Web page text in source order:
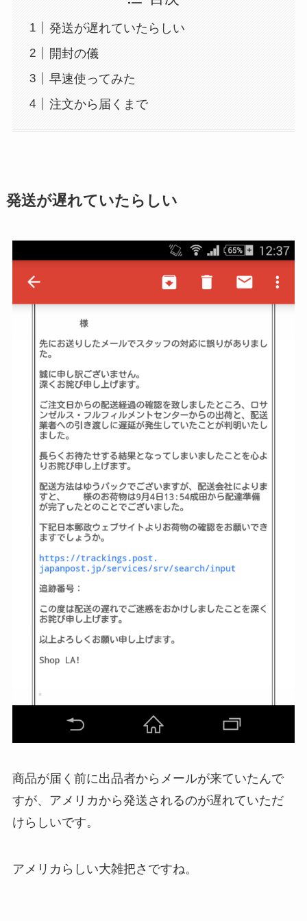
発送が遅れていたらしい
開封の儀
早速使ってみた
注文から届くまで
発送が遅れていたらしい
商品が届く前に出品者からメールが来ていたんで
すが、アメリカから発送されるのが遅れていただ
けらしいです。
アメリカらしい大雑把さですね。